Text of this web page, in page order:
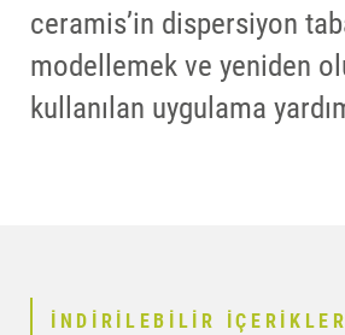
ceramis’in dispersiyon
modellemek ve yeniden
kullanılan uygulama
İNDIRILEBILIR IÇERIKLER